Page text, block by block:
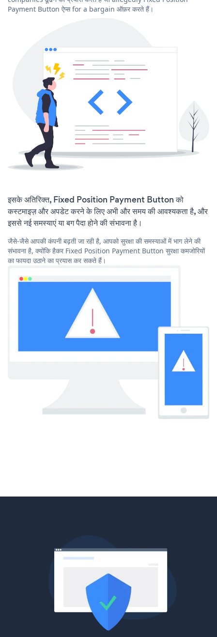
Payment Button ऐप्स for a bargain ऑफ़र करते हैं।
इसके अतिरिक्त, Fixed Position Payment Button को
कस्टमाइज़ और अपडेट करने के लिए अभी और समय की आवश्यकता है, और
इससे नई समस्याएं या बग पैदा होने की संभावना है।
जैसे-जैसे आपकी कंपनी बढ़ती जा रही है, आपको सुरक्षा की समस्याओं में भाग लेने की
संभावना है, क्योंकि हैकर Fixed Position Payment Button सुरक्षा कमजोरियों
का फायदा उठाने का प्रयास कर सकते हैं।